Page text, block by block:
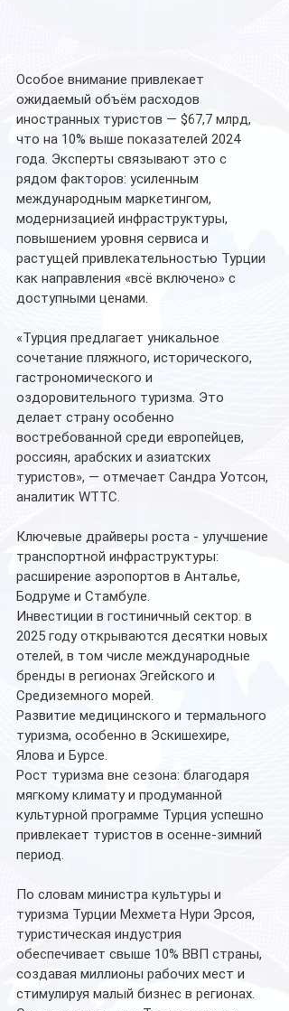
Особое внимание привлекает
ожидаемый объём расходов
иностранных туристов — $67,7 млрд,
что на 10% выше показателей 2024
года. Эксперты связывают это с
рядом факторов: усиленным
международным маркетингом,
модернизацией инфраструктуры,
повышением уровня сервиса и
растущей привлекательностью Турции
как направления «всё включено» с
доступными ценами.
«Турция предлагает уникальное
сочетание пляжного, исторического,
гастрономического и
оздоровительного туризма. Это
делает страну особенно
востребованной среди европейцев,
россиян, арабских и азиатских
туристов», — отмечает Сандра Уотсон,
аналитик WTTC.
Ключевые драйверы роста - улучшение
транспортной инфраструктуры:
расширение аэропортов в Анталье,
Бодруме и Стамбуле.
Инвестиции в гостиничный сектор: в
2025 году открываются десятки новых
отелей, в том числе международные
бренды в регионах Эгейского и
Средиземного морей.
Развитие медицинского и термального
туризма, особенно в Эскишехире,
Ялова и Бурсе.
Рост туризма вне сезона: благодаря
мягкому климату и продуманной
культурной программе Турция успешно
привлекает туристов в осенне-зимний
период.
По словам министра культуры и
туризма Турции Мехмета Нури Эрсоя,
туристическая индустрия
обеспечивает свыше 10% ВВП страны,
создавая миллионы рабочих мест и
стимулируя малый бизнес в регионах.